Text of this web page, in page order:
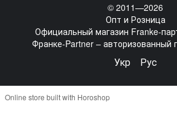
© 2011—2026
Опт и Розница
Официальный магазин Franke-
Франке-Partner – авторизованный
Укр Рус
Online store built with Horoshop